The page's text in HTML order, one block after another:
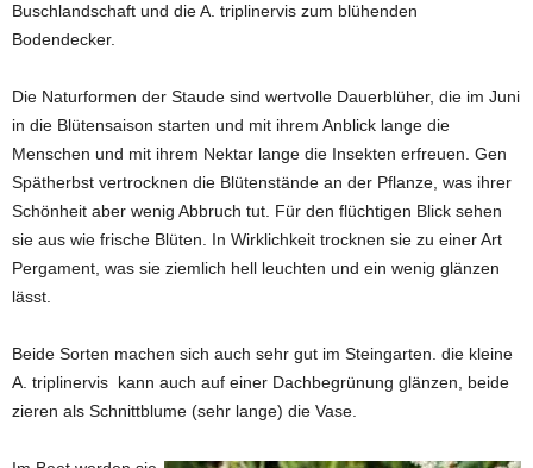
Buschlandschaft und die A. triplinervis zum blühenden
Bodendecker.
Die Naturformen der Staude sind wertvolle Dauerblüher, die im Juni
in die Blütensaison starten und mit ihrem Anblick lange die
Menschen und mit ihrem Nektar lange die Insekten erfreuen. Gen
Spätherbst vertrocknen die Blütenstände an der Pflanze, was ihrer
Schönheit aber wenig Abbruch tut. Für den flüchtigen Blick sehen
sie aus wie frische Blüten. In Wirklichkeit trocknen sie zu einer Art
Pergament, was sie ziemlich hell leuchten und ein wenig glänzen
lässt.
Beide Sorten machen sich auch sehr gut im Steingarten. die kleine
A. triplinervis kann auch auf einer Dachbegrünung glänzen, beide
zieren als Schnittblume (sehr lange) die Vase.